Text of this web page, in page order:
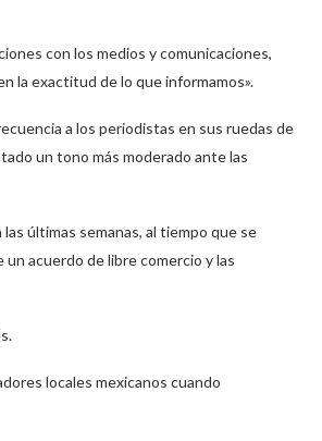
con los medios y comunicaciones,
la exactitud de lo que informamos».
a los periodistas en sus ruedas de
un tono más moderado ante las
últimas semanas, al tiempo que se
acuerdo de libre comercio y las
locales mexicanos cuando